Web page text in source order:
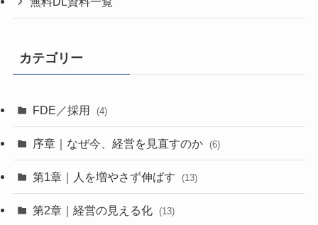
カテゴリー
FDE／採用 (4)
序章｜なぜ今、経営を見直すのか (6)
第1章｜人を増やさず伸ばす (13)
第2章｜経営の見える化 (13)